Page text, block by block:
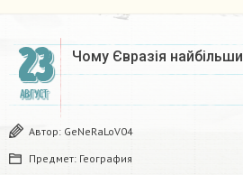
23
АВГУСТ
Чому Євразія
Автор: GeNeRaLoV04
Предмет: География